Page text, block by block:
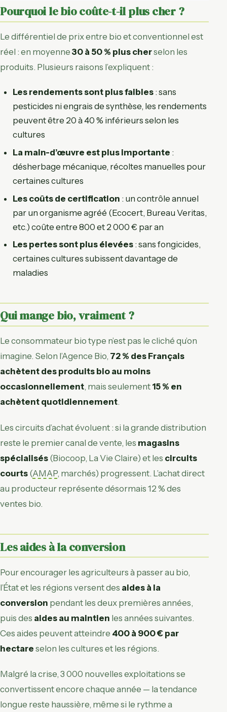
Pourquoi le bio coûte-t-il plus cher ?
Le différentiel de prix entre bio et conventionnel est
réel : en moyenne 30 à 50 % plus cherselon les
produits. Plusieurs raisons l’expliquent :
Les rendements sont plus faibles : sans
pesticides ni engrais de synthèse, les rendements
peuvent être 20 à 40 % inférieurs selon les
cultures
La main-d’œuvre est plus importante :
désherbage mécanique, récoltes manuelles pour
certaines cultures
Les coûts de certification : un contrôle annuel
par un organisme agréé (Ecocert, Bureau Veritas,
etc.) coûte entre 800 et 2 000 € par an
Les pertes sont plus élevées : sans fongicides,
certaines cultures subissent davantage de
maladies
Qui mange bio, vraiment ?
Le consommateur bio type n’est pas le cliché qu’on
imagine. Selon l’Agence Bio, 72 % des Français
achètent des produits bio au moins
occasionnellement, mais seulement 15 % en
achètent quotidiennement.
Les circuits d’achat évoluent : si la grande distribution
reste le premier canal de vente, les magasins
spécialisés (Biocoop, La Vie Claire) et les circuits
courts (AMAP, marchés) progressent. L’achat direct
au producteur représente désormais 12 % des
ventes bio.
Les aides à la conversion
Pour encourager les agriculteurs à passer au bio,
l’État et les régions versent des aides à la
conversion pendant les deux premières années,
puis des aides au maintien les années suivantes.
Ces aides peuvent atteindre 400 à 900 € par
hectare selon les cultures et les régions.
Malgré la crise, 3 000 nouvelles exploitations se
convertissent encore chaque année — la tendance
longue reste haussière, même si le rythme a